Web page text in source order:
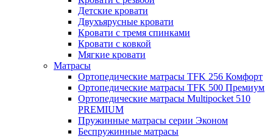
Детские кровати
Двухъярусные кровати
Кровати с тремя спинками
Кровати с ковкой
Мягкие кровати
Матрасы
Ортопедические матрасы TFK 256 Комфорт
Ортопедические матрасы TFK 500 Премиум
Ортопедические матрасы Multipocket 510
PREMIUM
Пружинные матрасы серии Эконом
Беспружинные матрасы